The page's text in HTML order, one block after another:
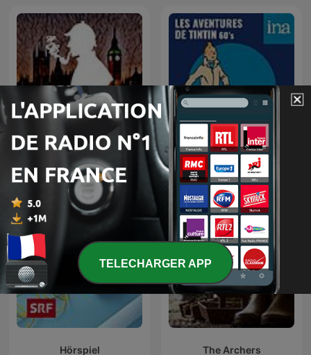
Sherlock Holmes
Les Aventures de Tintin
(60's)
Hörspiel The Archers
TELECHARGER APP